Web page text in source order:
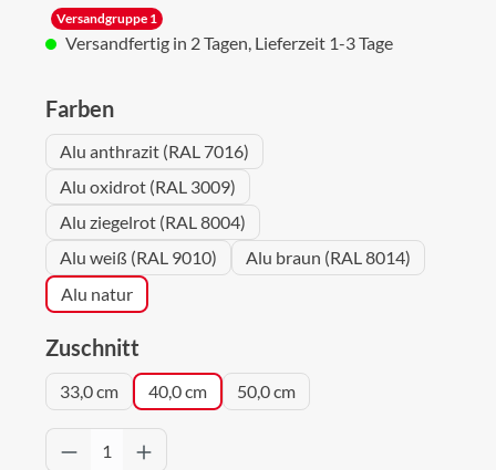
Versandgruppe 1
Versandfertig in 2 Tagen, Lieferzeit 1-3 Tage
Farbenauswählen
Alu anthrazit (RAL 7016)
Alu oxidrot (RAL 3009)
Alu ziegelrot (RAL 8004)
Alu weiß (RAL 9010)
Alu braun (RAL 8014)
Alu natur
Zuschnitt
33,0 cm 40,0 cm 50,0 cm
Produkt Anzahl: Gib den gewünschten